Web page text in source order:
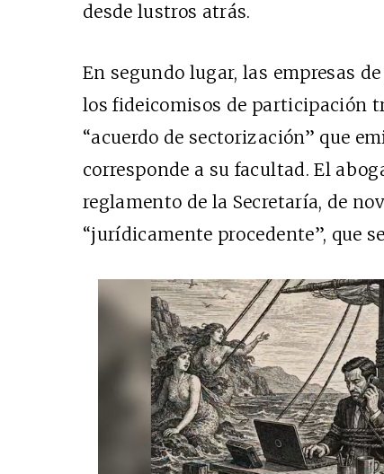
desde lustros atrás.
En segundo lugar, las empresas
los fideicomisos de participación
“acuerdo de sectorización” que
corresponde a su facultad. El
reglamento de la Secretaría, de
“jurídicamente procedente”, que